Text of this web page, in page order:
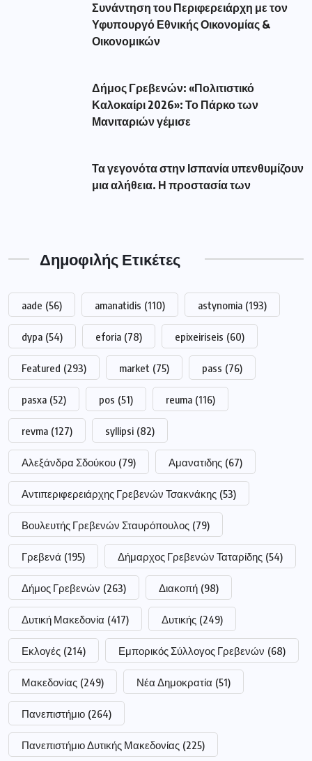
Συνάντηση του Περιφερειάρχη με τον
Υφυπουργό Εθνικής Οικονομίας &
Οικονομικών
Δήμος Γρεβενών: «Πολιτιστικό
Καλοκαίρι 2026»: Το Πάρκο των
Μανιταριών γέμισε
Τα γεγονότα στην Ισπανία υπενθυμίζουν
μια αλήθεια. Η προστασία των
Δημοφιλής Ετικέτες
aade (56) amanatidis (110) astynomia (193)
dypa (54) eforia (78) epixeiriseis (60)
Featured (293) market (75) pass (76)
pasxa (52) pos (51) reuma (116)
revma (127) syllipsi (82)
Αλεξάνδρα Σδούκου (79) Αμανατιδης (67)
Αντιπεριφερειάρχης Γρεβενών Τσακνάκης (53)
Βουλευτής Γρεβενών Σταυρόπουλος (79)
Γρεβενά (195) Δήμαρχος Γρεβενών Ταταρίδης (54)
Δήμος Γρεβενών (263) Διακοπή (98)
Δυτική Μακεδονία (417) Δυτικής (249)
Εκλογές (214) Εμπορικός Σύλλογος Γρεβενών (68)
Μακεδονίας (249) Νέα Δημοκρατία (51)
Πανεπιστήμιο (264)
Πανεπιστήμιο Δυτικής Μακεδονίας (225)